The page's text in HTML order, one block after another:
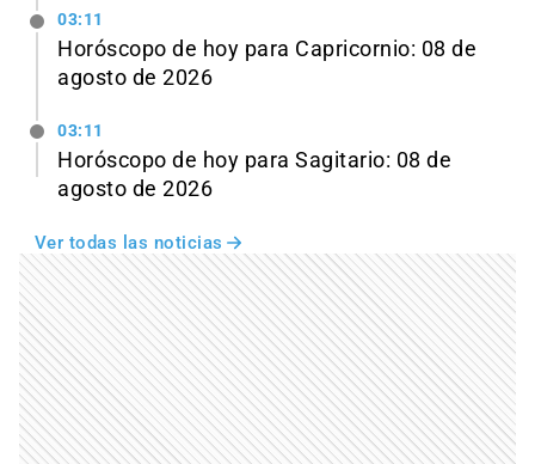
03:11
Horóscopo de hoy para Capricornio: 08 de
agosto de 2026
03:11
Horóscopo de hoy para Sagitario: 08 de
agosto de 2026
Ver todas las noticias